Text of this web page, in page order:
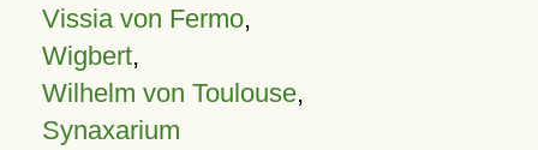
Vissia von Fermo,
Wigbert,
Wilhelm von Toulouse,
Synaxarium